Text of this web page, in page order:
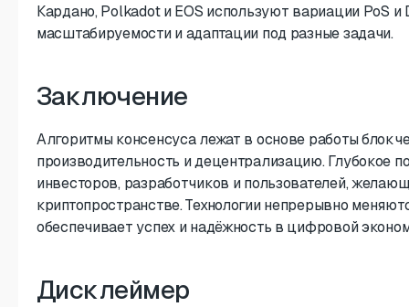
Кардано, Polkadot и EOS используют вариации PoS
масштабируемости и адаптации под разные задачи.
Заключение
Алгоритмы консенсуса лежат в основе работы
производительность и децентрализацию. Глубокое
инвесторов, разработчиков и пользователей,
криптопространстве. Технологии непрерывно
обеспечивает успех и надёжность в цифровой
Дисклеймер